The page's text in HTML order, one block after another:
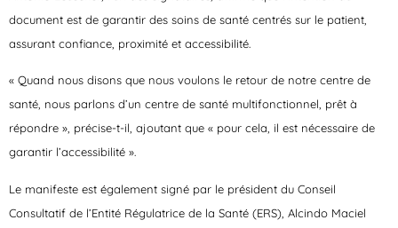
document est de garantir des soins de santé centrés sur le patient,
assurant confiance, proximité et accessibilité.
« Quand nous disons que nous voulons le retour de notre centre de
santé, nous parlons d’un centre de santé multifonctionnel, prêt à
répondre », précise-t-il, ajoutant que « pour cela, il est nécessaire de
garantir l’accessibilité ».
Le manifeste est également signé par le président du Conseil
Consultatif de l’Entité Régulatrice de la Santé (ERS), Alcindo Maciel